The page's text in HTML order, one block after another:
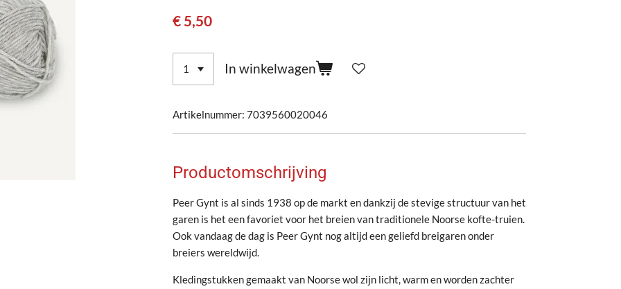
€ 5,50
In winkelwagen
Artikelnummer: 7039560020046
Productomschrijving
Peer Gynt is al sinds 1938 op de markt en dankzij de stevige structuur van het
garen is het een favoriet voor het breien van traditionele Noorse kofte-truien.
Ook vandaag de dag is Peer Gynt nog altijd een geliefd breigaren onder
breiers wereldwijd.
Kledingstukken gemaakt van Noorse wol zijn licht, warm en worden zachter